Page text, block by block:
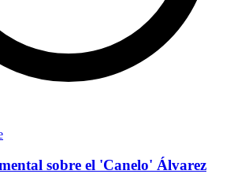
sobre el 'Canelo' Álvarez